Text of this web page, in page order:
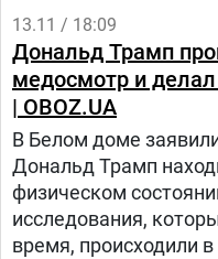
13.11 / 18:09
Дональд Трамп
медосмотр и
| OBOZ.UA
В Белом доме
Дональд Трамп
физическом
исследования,
время, происходили